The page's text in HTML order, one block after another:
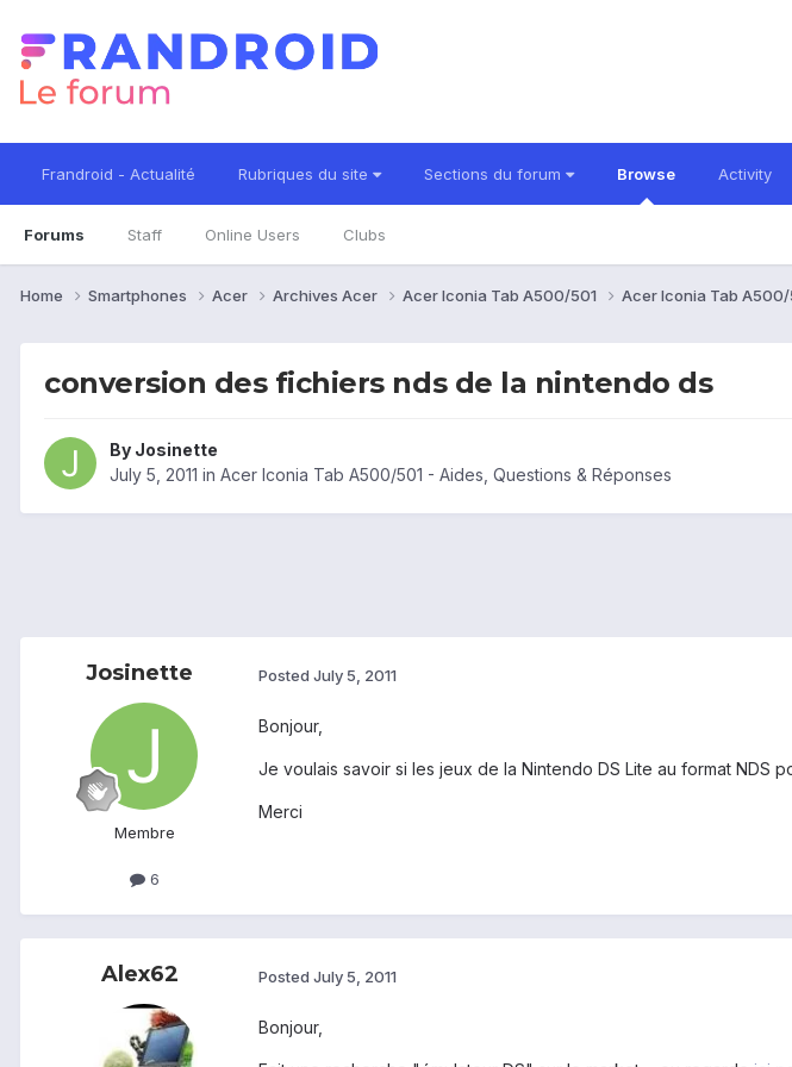
Frandroid - Actualité Rubriques du site Sections du forum Browse
Forums Staff Online Users Clubs
Activity
Home Smartphones Acer Archives Acer Acer Iconia Tab A500/501 Acer Iconia Tab A500/
conversion des fichiers nds de la nintendo ds
By Josinette
July 5, 2011 in Acer Iconia Tab A500/501 - Aides, Questions & Réponses
Josinette
Membre
6
Posted July 5, 2011
Bonjour,
Je voulais savoir si les jeux de la Nintendo DS Lite au format NDS
Merci
Alex62 Posted July 5, 2011
Bonjour,